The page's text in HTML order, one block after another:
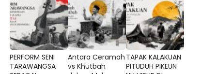
PERFORM SENI
TARAWANGSA
Antara Ceramah
vs Khutbah
TAPAK KALAKUAN
PITUDUH PIKEUN